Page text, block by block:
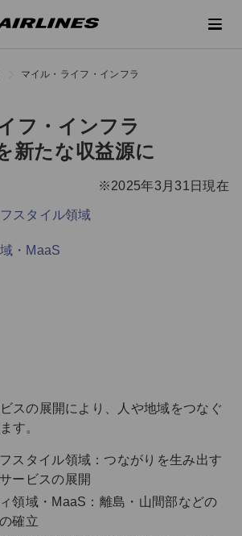
マイル・ライフ・インフラ
フ・インフラ
新たな収益源に
※2025年3月31日現在
スタイル領域
・MaaS
スの展開により、人や地域をつなぐ
す。
スタイル領域：つながりを生み出す
ービスの展開
領域・MaaS：離島・山間部などの
確立